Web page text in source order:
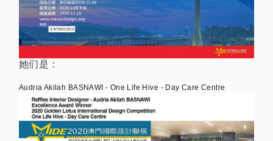
她们是：
Audria Akilah BASNAWI - One Life Hive - Day Care Centre